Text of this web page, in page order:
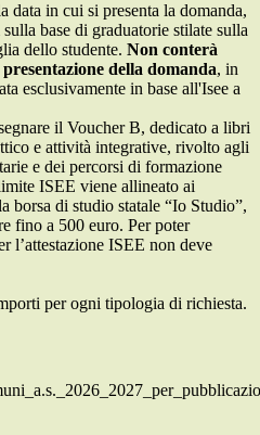
data in cui si presenta la domanda,
base di graduatorie stilate sulla
dello studente. Non conterà
della domanda, in
esclusivamente in base all'Isee a
il Voucher B, dedicato a libri
e attività integrative, rivolto agli
e dei percorsi di formazione
ISEE viene allineato ai
borsa di studio statale “Io Studio”,
fino a 500 euro. Per poter
l’attestazione ISEE non deve
per ogni tipologia di richiesta.